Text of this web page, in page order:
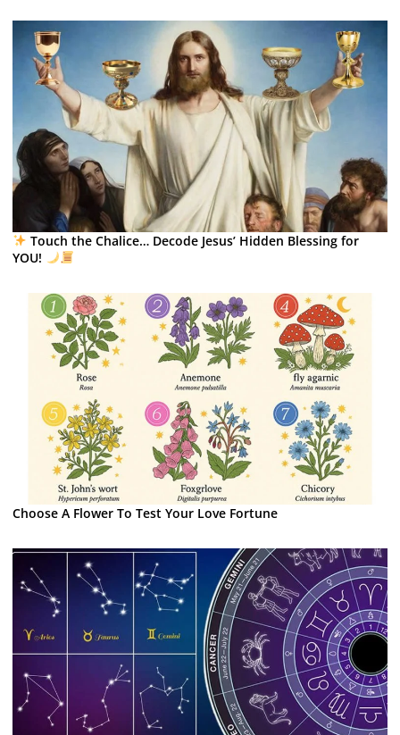
Touch the Chalice… Decode Jesus’ Hidden Blessing for
YOU!
Choose A Flower To Test Your Love Fortune